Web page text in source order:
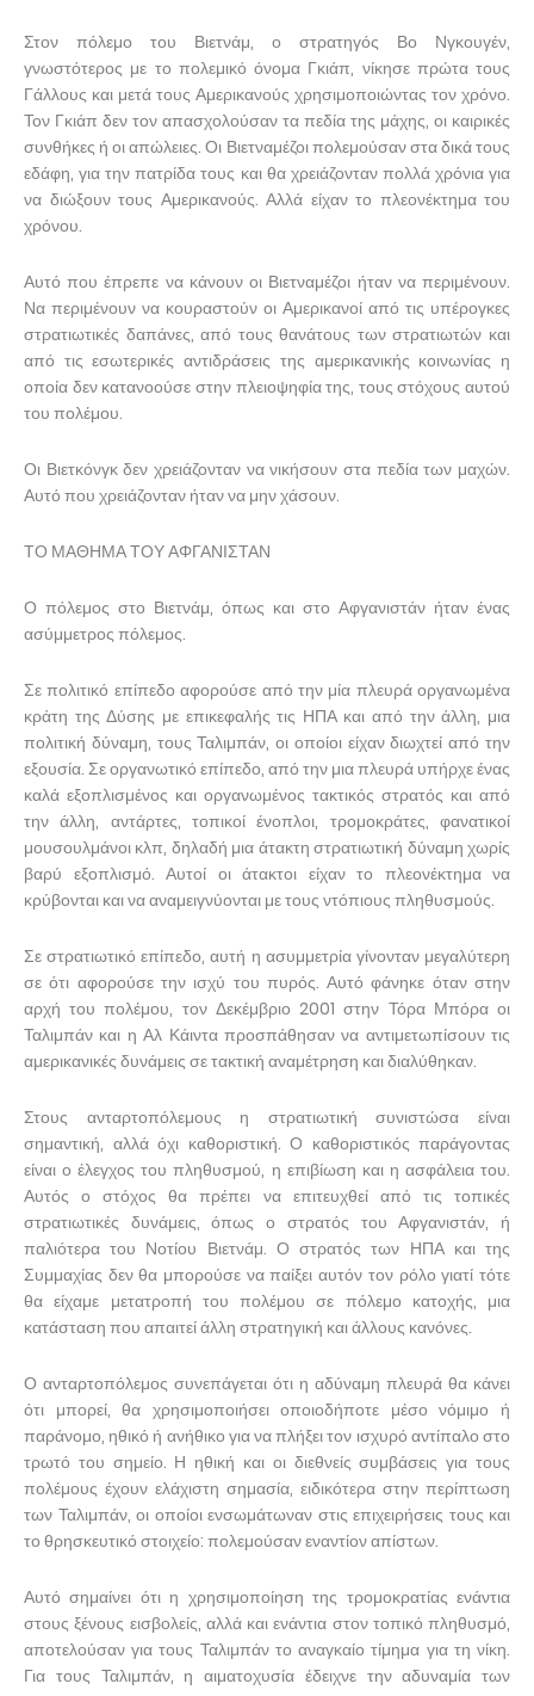
Στον πόλεμο του Βιετνάμ, ο στρατηγός Βο Νγκουγέν,
γνωστότερος με το πολεμικό όνομα Γκιάπ, νίκησε πρώτα τους
Γάλλους και μετά τους Αμερικανούς χρησιμοποιώντας τον χρόνο.
Τον Γκιάπ δεν τον απασχολούσαν τα πεδία της μάχης, οι καιρικές
συνθήκες ή οι απώλειες. Οι Βιετναμέζοι πολεμούσαν στα δικά τους
εδάφη, για την πατρίδα τους και θα χρειάζονταν πολλά χρόνια για
να διώξουν τους Αμερικανούς. Αλλά είχαν το πλεονέκτημα του
χρόνου.
Αυτό που έπρεπε να κάνουν οι Βιετναμέζοι ήταν να περιμένουν.
Να περιμένουν να κουραστούν οι Αμερικανοί από τις υπέρογκες
στρατιωτικές δαπάνες, από τους θανάτους των στρατιωτών και
από τις εσωτερικές αντιδράσεις της αμερικανικής κοινωνίας η
οποία δεν κατανοούσε στην πλειοψηφία της, τους στόχους αυτού
του πολέμου.
Οι Βιετκόνγκ δεν χρειάζονταν να νικήσουν στα πεδία των μαχών.
Αυτό που χρειάζονταν ήταν να μην χάσουν.
ΤΟ ΜΑΘΗΜΑ ΤΟΥ ΑΦΓΑΝΙΣΤΑΝ
Ο πόλεμος στο Βιετνάμ, όπως και στο Αφγανιστάν ήταν ένας
ασύμμετρος πόλεμος.
Σε πολιτικό επίπεδο αφορούσε από την μία πλευρά οργανωμένα
κράτη της Δύσης με επικεφαλής τις ΗΠΑ και από την άλλη, μια
πολιτική δύναμη, τους Ταλιμπάν, οι οποίοι είχαν διωχτεί από την
εξουσία. Σε οργανωτικό επίπεδο, από την μια πλευρά υπήρχε ένας
καλά εξοπλισμένος και οργανωμένος τακτικός στρατός και από
την άλλη, αντάρτες, τοπικοί ένοπλοι, τρομοκράτες, φανατικοί
μουσουλμάνοι κλπ, δηλαδή μια άτακτη στρατιωτική δύναμη χωρίς
βαρύ εξοπλισμό. Αυτοί οι άτακτοι είχαν το πλεονέκτημα να
κρύβονται και να αναμειγνύονται με τους ντόπιους πληθυσμούς.
Σε στρατιωτικό επίπεδο, αυτή η ασυμμετρία γίνονταν μεγαλύτερη
σε ότι αφορούσε την ισχύ του πυρός. Αυτό φάνηκε όταν στην
αρχή του πολέμου, τον Δεκέμβριο 2001 στην Τόρα Μπόρα οι
Ταλιμπάν και η Αλ Κάιντα προσπάθησαν να αντιμετωπίσουν τις
αμερικανικές δυνάμεις σε τακτική αναμέτρηση και διαλύθηκαν.
Στους ανταρτοπόλεμους η στρατιωτική συνιστώσα είναι
σημαντική, αλλά όχι καθοριστική. Ο καθοριστικός παράγοντας
είναι ο έλεγχος του πληθυσμού, η επιβίωση και η ασφάλεια του.
Αυτός ο στόχος θα πρέπει να επιτευχθεί από τις τοπικές
στρατιωτικές δυνάμεις, όπως ο στρατός του Αφγανιστάν, ή
παλιότερα του Νοτίου Βιετνάμ. Ο στρατός των ΗΠΑ και της
Συμμαχίας δεν θα μπορούσε να παίξει αυτόν τον ρόλο γιατί τότε
θα είχαμε μετατροπή του πολέμου σε πόλεμο κατοχής, μια
κατάσταση που απαιτεί άλλη στρατηγική και άλλους κανόνες.
Ο ανταρτοπόλεμος συνεπάγεται ότι η αδύναμη πλευρά θα κάνει
ότι μπορεί, θα χρησιμοποιήσει οποιοδήποτε μέσο νόμιμο ή
παράνομο, ηθικό ή ανήθικο για να πλήξει τον ισχυρό αντίπαλο στο
τρωτό του σημείο. Η ηθική και οι διεθνείς συμβάσεις για τους
πολέμους έχουν ελάχιστη σημασία, ειδικότερα στην περίπτωση
των Ταλιμπάν, οι οποίοι ενσωμάτωναν στις επιχειρήσεις τους και
το θρησκευτικό στοιχείο: πολεμούσαν εναντίον απίστων.
Αυτό σημαίνει ότι η χρησιμοποίηση της τρομοκρατίας ενάντια
στους ξένους εισβολείς, αλλά και ενάντια στον τοπικό πληθυσμό,
αποτελούσαν για τους Ταλιμπάν το αναγκαίο τίμημα για τη νίκη.
Για τους Ταλιμπάν, η αιματοχυσία έδειχνε την αδυναμία των